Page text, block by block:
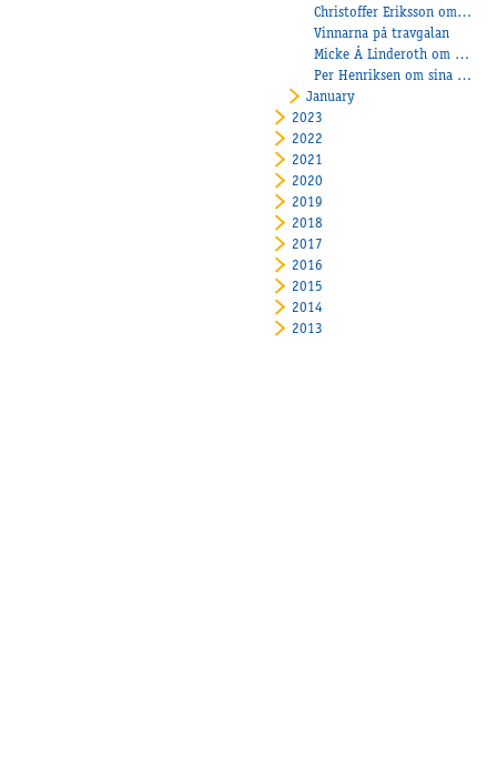
Christoffer Eriksson om sina treåringar
Vinnarna på travgalan
Micke Å Linderoth om sina treåringar
Per Henriksen om sina 3-åringar
January
2023
2022
2021
2020
2019
2018
2017
2016
2015
2014
2013